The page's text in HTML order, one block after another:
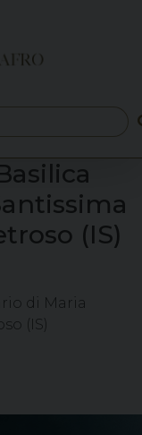
(IS)
di Maria
(IS)